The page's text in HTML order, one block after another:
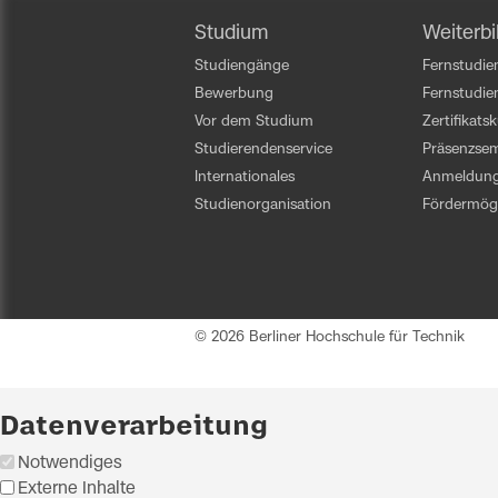
Studium
Studiengänge
Bewerbung
Vor dem Studium
Studierendenservice
Internationales
Studienorganisation
© 2026 Berliner Hochschule für Technik
Datenverarbeitung
Notwendiges
Externe Inhalte